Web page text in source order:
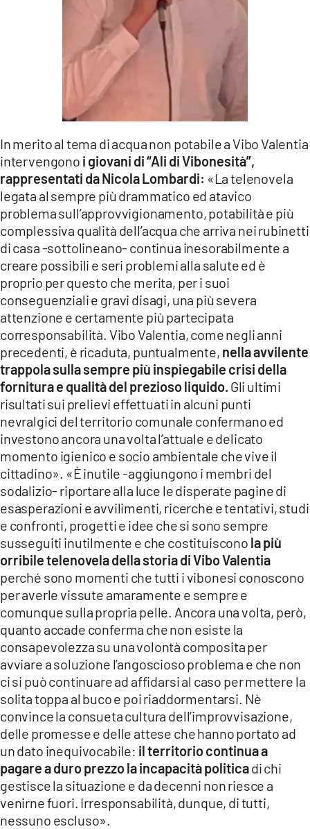
COSENZACHANNEL.IT
ILVIBONESE.IT
CATANZAROCHANNEL.IT
LACAPITALENEWS.IT
App
ANDROID
APPLE
In merito al tema di acqua non potabile a Vibo Valentia
intervengono i giovani di “Ali di Vibonesità”,
rappresentati da Nicola Lombardi: «La telenovela
legata al sempre più drammatico ed atavico
problema sull’approvvigionamento, potabilità e più
complessiva qualità dell’acqua che arriva nei rubinetti
di casa -sottolineano- continua inesorabilmente a
creare possibili e seri problemi alla salute ed è
proprio per questo che merita, per i suoi
conseguenziali e gravi disagi, una più severa
attenzione e certamente più partecipata
corresponsabilità. Vibo Valentia, come negli anni
precedenti, è ricaduta, puntualmente, nella avvilente
trappola sulla sempre più inspiegabile crisi della
fornitura e qualità del prezioso liquido. Gli ultimi
risultati sui prelievi effettuati in alcuni punti
nevralgici del territorio comunale confermano ed
investono ancora una volta l’attuale e delicato
momento igienico e socio ambientale che vive il
cittadino». «È inutile -aggiungono i membri del
sodalizio- riportare alla luce le disperate pagine di
esasperazioni e avvilimenti, ricerche e tentativi, studi
e confronti, progetti e idee che si sono sempre
susseguiti inutilmente e che costituiscono la più
orribile telenovela della storia di Vibo Valentia
perché sono momenti che tutti i vibonesi conoscono
per averle vissute amaramente e sempre e
comunque sulla propria pelle. Ancora una volta, però,
quanto accade conferma che non esiste la
consapevolezza su una volontà composita per
avviare a soluzione l’angoscioso problema e che non
ci si può continuare ad affidarsi al caso per mettere la
solita toppa al buco e poi riaddormentarsi. Nè
convince la consueta cultura dell’improvvisazione,
delle promesse e delle attese che hanno portato ad
un dato inequivocabile: il territorio continua a
pagare a duro prezzo la incapacità politicadi chi
gestisce la situazione e da decenni non riesce a
venirne fuori. Irresponsabilità, dunque, di tutti,
nessuno escluso».